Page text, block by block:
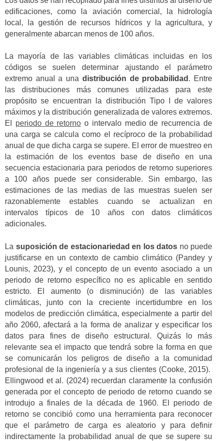
edificaciones, como la aviación comercial, la hidrología
local, la gestión de recursos hídricos y la agricultura, y
generalmente abarcan menos de 100 años.
La mayoría de las variables climáticas incluidas en los
códigos se suelen determinar ajustando el parámetro
extremo anual a una distribución de probabilidad . Entre
las distribuciones más comunes utilizadas para este
propósito se encuentran la distribución Tipo I de valores
máximos y la distribución generalizada de valores extremos.
El periodo de retorno o intervalo medio de recurrencia de
una carga se calcula como el recíproco de la probabilidad
anual de que dicha carga se supere. El error de muestreo en
la estimación de los eventos base de diseño en una
secuencia estacionaria para periodos de retorno superiores
a 100 años puede ser considerable. Sin embargo, las
estimaciones de las medias de las muestras suelen ser
razonablemente estables cuando se actualizan en
intervalos típicos de 10 años con datos climáticos
adicionales.
La suposición de estacionariedad en los datos no puede
justificarse en un contexto de cambio climático (Pandey y
Lounis, 2023), y el concepto de un evento asociado a un
periodo de retorno específico no es aplicable en sentido
estricto. El aumento (o disminución) de las variables
climáticas, junto con la creciente incertidumbre en los
modelos de predicción climática, especialmente a partir del
año 2060, afectará a la forma de analizar y especificar los
datos para fines de diseño estructural. Quizás lo más
relevante sea el impacto que tendrá sobre la forma en que
se comunicarán los peligros de diseño a la comunidad
profesional de la ingeniería y a sus clientes (Cooke, 2015).
Ellingwood et al. (2024) recuerdan claramente la confusión
generada por el concepto de periodo de retorno cuando se
introdujo a finales de la década de 1960. El periodo de
retorno se concibió como una herramienta para reconocer
que el parámetro de carga es aleatorio y para definir
indirectamente la probabilidad anual de que se supere su